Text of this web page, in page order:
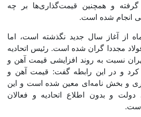
و همچنین قیمت‌گذاری‌ها بر چه
انجام شده است.
از آغاز سال جدید نگذشته است، اما
مجددا گران شده است. رئیس اتحادیه
نسبت به روند افزایشی قیمت آهن و
کرد و در این رابطه گفت: قیمت آهن و
و بخش نامه‌ای معین شده است و این
و بدون اطلاع اتحادیه و فعالان